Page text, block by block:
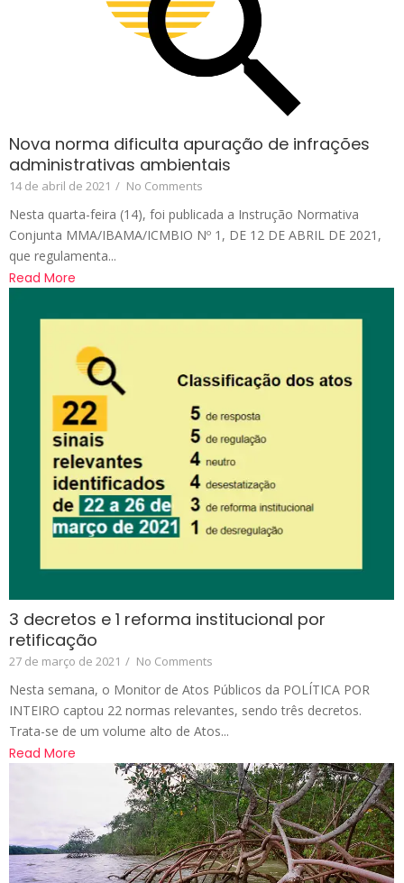
Nova norma dificulta apuração de infrações
administrativas ambientais
14 de abril de 2021 / No Comments
Nesta quarta-feira (14), foi publicada a Instrução Normativa
Conjunta MMA/IBAMA/ICMBIO Nº 1, DE 12 DE ABRIL DE 2021,
que regulamenta...
Read More
3 decretos e 1 reforma institucional por
retificação
27 de março de 2021 / No Comments
Nesta semana, o Monitor de Atos Públicos da POLÍTICA POR
INTEIRO captou 22 normas relevantes, sendo três decretos.
Trata-se de um volume alto de Atos...
Read More